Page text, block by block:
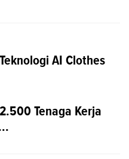
AI Clothes
Tenaga Kerja